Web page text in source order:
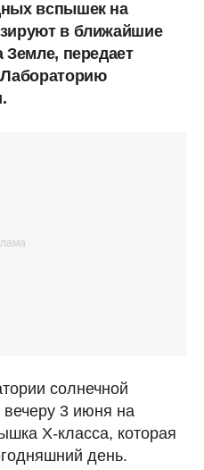
вспышек на
в ближайшие
передает
солнечной
3 июня на
X-класса, которая
день.